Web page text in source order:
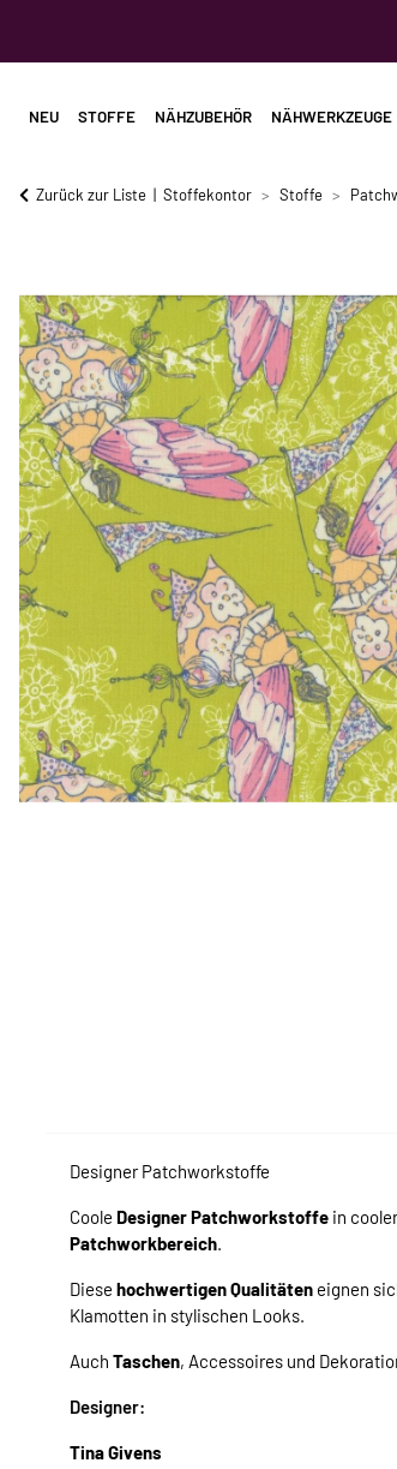
NEU STOFFE NÄHZUBEHÖR NÄHWERKZEUGE
Zurück zur Liste Stoffekontor Stoffe
Designer Patchworkstoffe
Coole Designer Patchworkstoffe in
Patchworkbereich.
Diese hochwertigen Qualitäten eignen
Klamotten in stylischen Looks.
Auch Taschen, Accessoires und
Designer:
Tina Givens